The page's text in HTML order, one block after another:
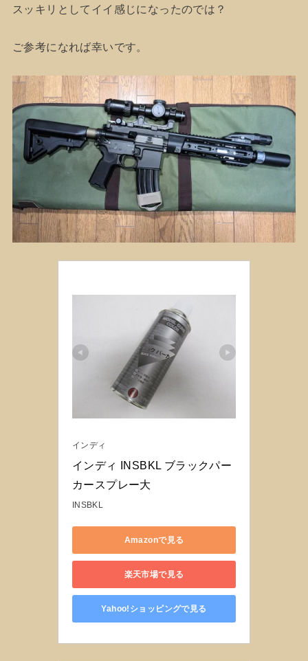
スッキリとしてイイ感じになったのでは？
ご参考になれば幸いです。
インディ
インディ INSBKL ブラックパー
カースプレー大
INSBKL
Amazonで見る
楽天市場で見る
Yahoo!ショッピングで見る